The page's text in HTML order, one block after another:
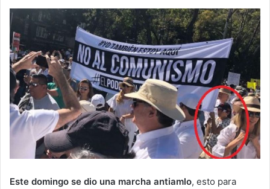
Este domingo se dio una marcha antiamlo, esto para